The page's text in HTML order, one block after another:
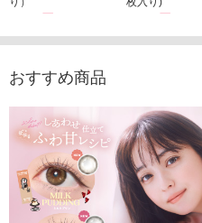
おすすめ商品